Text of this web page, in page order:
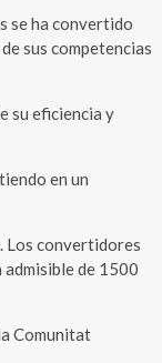
se ha convertido
sus competencias
su eficiencia y
en un
Los convertidores
de 1500
Comunitat